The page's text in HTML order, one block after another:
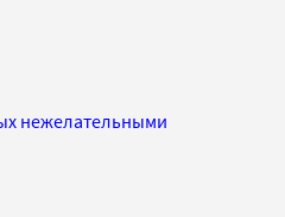
нежелательными